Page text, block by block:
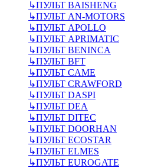
↳ПУЛЬТ BAISHENG
↳ПУЛЬТ AN-MOTORS
↳ПУЛЬТ APOLLO
↳ПУЛЬТ APRIMATIC
↳ПУЛЬТ BENINCA
↳ПУЛЬТ BFT
↳ПУЛЬТ CAME
↳ПУЛЬТ CRAWFORD
↳ПУЛЬТ DASPI
↳ПУЛЬТ DEA
↳ПУЛЬТ DITEC
↳ПУЛЬТ DOORHAN
↳ПУЛЬТ ECOSTAR
↳ПУЛЬТ ELMES
↳ПУЛЬТ EUROGATE